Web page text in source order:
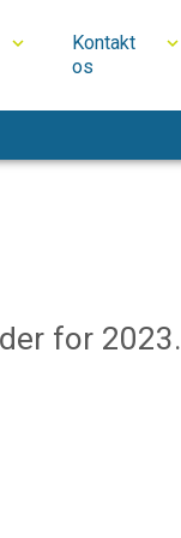
Kontakt
os
for 2023.